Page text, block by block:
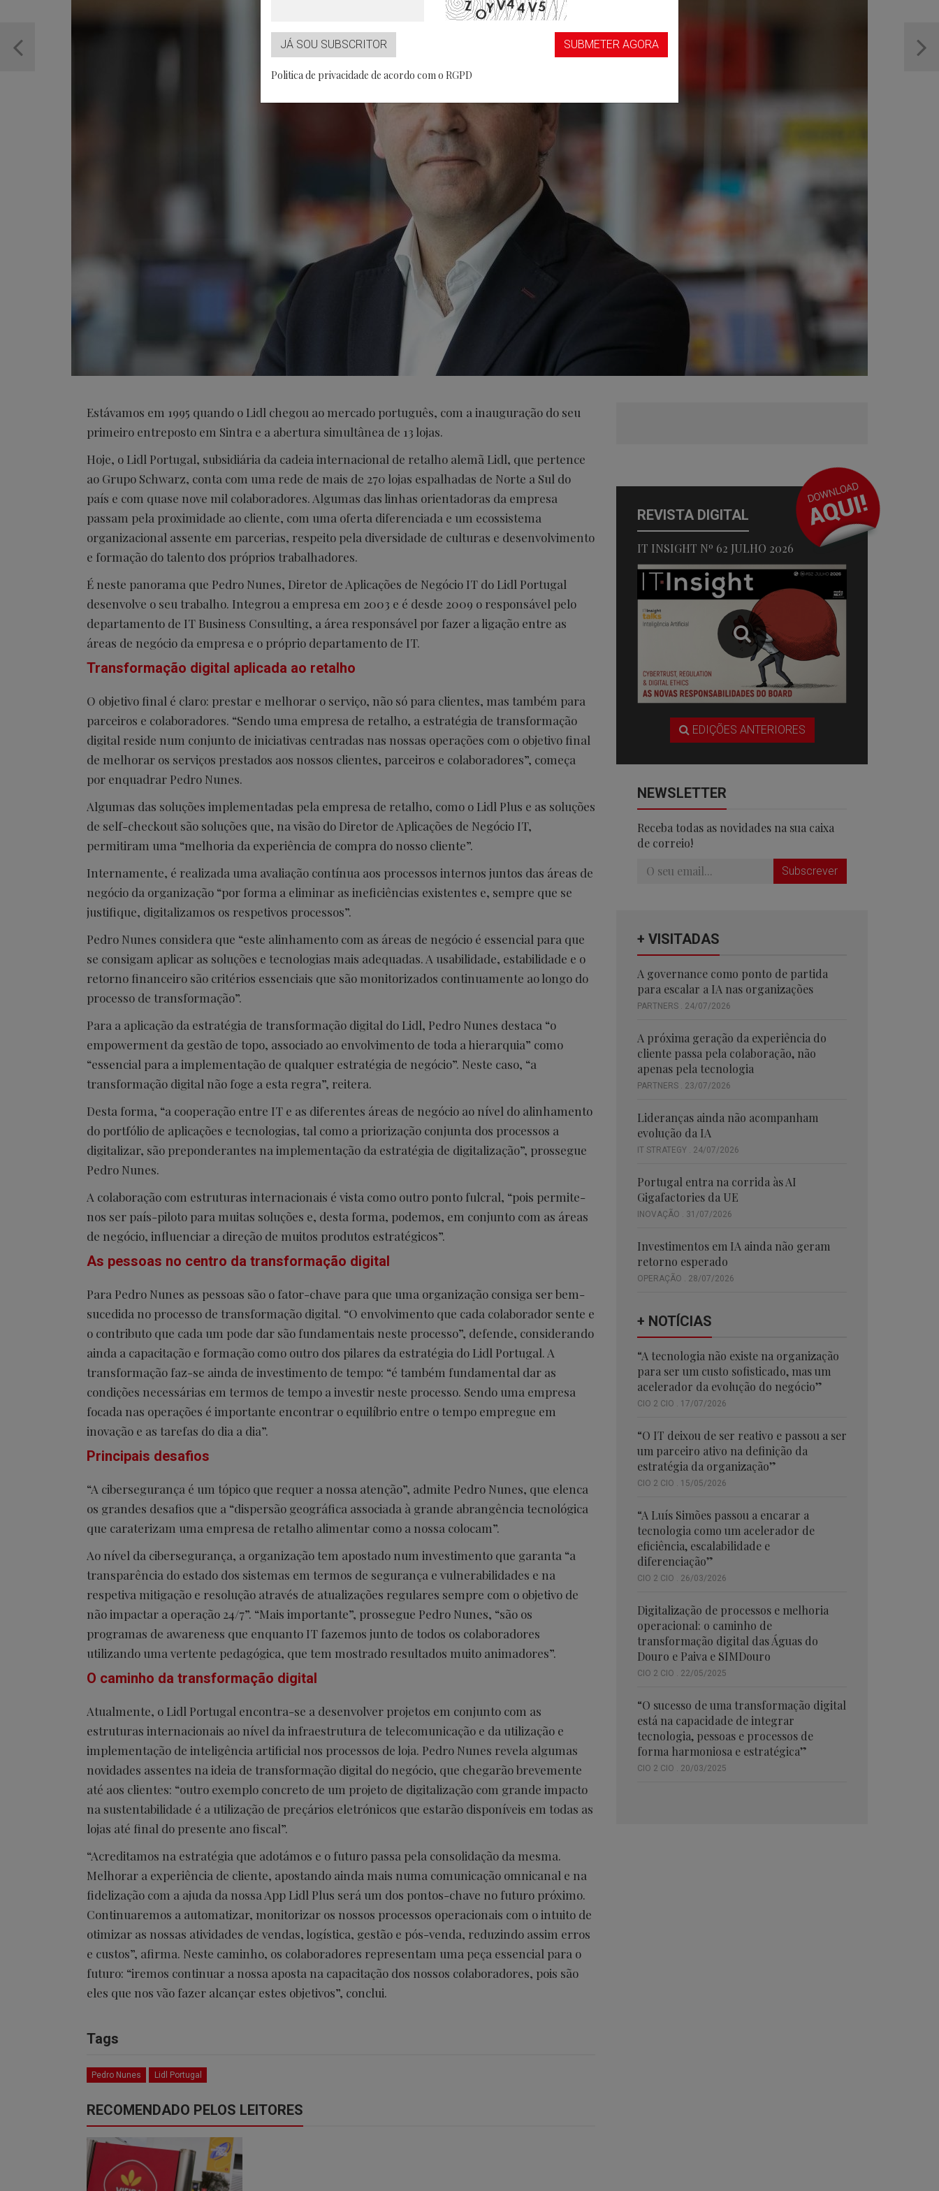
Partners
Estávamos em 1995 quando o Lidl chegou ao mercado português, com a inauguração do seu
primeiro entreposto em Sintra e a abertura simultânea de 13 lojas.
Hoje, o Lidl Portugal, subsidiária da cadeia internacional de retalho alemã Lidl, que pertence
ao Grupo Schwarz, conta com uma rede de mais de 270 lojas espalhadas de Norte a Sul do
país e com quase nove mil colaboradores. Algumas das linhas orientadoras da empresa
passam pela proximidade ao cliente, com uma oferta diferenciada e um ecossistema
organizacional assente em parcerias, respeito pela diversidade de culturas e desenvolvimento
e formação do talento dos próprios trabalhadores.
É neste panorama que Pedro Nunes, Diretor de Aplicações de Negócio IT do Lidl Portugal
desenvolve o seu trabalho. Integrou a empresa em 2003 e é desde 2009 o responsável pelo
departamento de IT Business Consulting, a área responsável por fazer a ligação entre as
áreas de negócio da empresa e o próprio departamento de IT.
Transformação digital aplicada ao retalho
O objetivo final é claro: prestar e melhorar o serviço, não só para clientes, mas também para
parceiros e colaboradores. “Sendo uma empresa de retalho, a estratégia de transformação
digital reside num conjunto de iniciativas centradas nas nossas operações com o objetivo final
de melhorar os serviços prestados aos nossos clientes, parceiros e colaboradores”, começa
por enquadrar Pedro Nunes.
Algumas das soluções implementadas pela empresa de retalho, como o Lidl Plus e as soluções
de self-checkout são soluções que, na visão do Diretor de Aplicações de Negócio IT,
permitiram uma “melhoria da experiência de compra do nosso cliente”.
Internamente, é realizada uma avaliação contínua aos processos internos juntos das áreas de
negócio da organização “por forma a eliminar as ineficiências existentes e, sempre que se
justifique, digitalizamos os respetivos processos”.
Pedro Nunes considera que “este alinhamento com as áreas de negócio é essencial para que
se consigam aplicar as soluções e tecnologias mais adequadas. A usabilidade, estabilidade e o
retorno financeiro são critérios essenciais que são monitorizados continuamente ao longo do
processo de transformação”.
Para a aplicação da estratégia de transformação digital do Lidl, Pedro Nunes destaca “o
empowerment da gestão de topo, associado ao envolvimento de toda a hierarquia” como
“essencial para a implementação de qualquer estratégia de negócio”. Neste caso, “a
transformação digital não foge a esta regra”, reitera.
Desta forma, “a cooperação entre IT e as diferentes áreas de negócio ao nível do alinhamento
do portfólio de aplicações e tecnologias, tal como a priorização conjunta dos processos a
digitalizar, são preponderantes na implementação da estratégia de digitalização”, prossegue
Pedro Nunes.
A colaboração com estruturas internacionais é vista como outro ponto fulcral, “pois permite-
nos ser país-piloto para muitas soluções e, desta forma, podemos, em conjunto com as áreas
de negócio, influenciar a direção de muitos produtos estratégicos”.
As pessoas no centro da transformação digital
Para Pedro Nunes as pessoas são o fator-chave para que uma organização consiga ser bem-
sucedida no processo de transformação digital. “O envolvimento que cada colaborador sente e
o contributo que cada um pode dar são fundamentais neste processo”, defende, considerando
ainda a capacitação e formação como outro dos pilares da estratégia do Lidl Portugal. A
transformação faz-se ainda de investimento de tempo: “é também fundamental dar as
condições necessárias em termos de tempo a investir neste processo. Sendo uma empresa
focada nas operações é importante encontrar o equilíbrio entre o tempo empregue em
inovação e as tarefas do dia a dia”.
Principais desafios
“A cibersegurança é um tópico que requer a nossa atenção”, admite Pedro Nunes, que elenca
os grandes desafios que a “dispersão geográfica associada à grande abrangência tecnológica
que caraterizam uma empresa de retalho alimentar como a nossa colocam”.
Ao nível da cibersegurança, a organização tem apostado num investimento que garanta “a
transparência do estado dos sistemas em termos de segurança e vulnerabilidades e na
respetiva mitigação e resolução através de atualizações regulares sempre com o objetivo de
não impactar a operação 24/7”. “Mais importante”, prossegue Pedro Nunes, “são os
programas de awareness que enquanto IT fazemos junto de todos os colaboradores
utilizando uma vertente pedagógica, que tem mostrado resultados muito animadores”.
O caminho da transformação digital
Atualmente, o Lidl Portugal encontra-se a desenvolver projetos em conjunto com as
estruturas internacionais ao nível da infraestrutura de telecomunicação e da utilização e
implementação de inteligência artificial nos processos de loja. Pedro Nunes revela algumas
novidades assentes na ideia de transformação digital do negócio, que chegarão brevemente
até aos clientes: “outro exemplo concreto de um projeto de digitalização com grande impacto
na sustentabilidade é a utilização de preçários eletrónicos que estarão disponíveis em todas as
lojas até final do presente ano fiscal”.
“Acreditamos na estratégia que adotámos e o futuro passa pela consolidação da mesma.
Melhorar a experiência de cliente, apostando ainda mais numa comunicação omnicanal e na
fidelização com a ajuda da nossa App Lidl Plus será um dos pontos-chave no futuro próximo.
Continuaremos a automatizar, monitorizar os nossos processos operacionais com o intuito de
otimizar as nossas atividades de vendas, logística, gestão e pós-venda, reduzindo assim erros
e custos”, afirma. Neste caminho, os colaboradores representam uma peça essencial para o
futuro: “iremos continuar a nossa aposta na capacitação dos nossos colaboradores, pois são
eles que nos vão fazer alcançar estes objetivos”, conclui.
Tags
Pedro Nunes Lidl Portugal
RECOMENDADO PELOS LEITORES
REVISTA DIGITAL
IT INSIGHT Nº 62 JULHO 2026
EDIÇÕES ANTERIORES
NEWSLETTER
Receba todas as novidades na sua caixa
de correio!
Subscrever
+ VISITADAS
A governance como ponto de partida
para escalar a IA nas organizações
PARTNERS . 24/07/2026
A próxima geração da experiência do
cliente passa pela colaboração, não
apenas pela tecnologia
PARTNERS . 23/07/2026
Lideranças ainda não acompanham
evolução da IA
IT STRATEGY . 24/07/2026
Portugal entra na corrida às AI
Gigafactories da UE
INOVAÇÃO . 31/07/2026
Investimentos em IA ainda não geram
retorno esperado
OPERAÇÃO . 28/07/2026
+ NOTÍCIAS
“A tecnologia não existe na organização
para ser um custo sofisticado, mas um
acelerador da evolução do negócio”
CIO 2 CIO . 17/07/2026
“O IT deixou de ser reativo e passou a ser
um parceiro ativo na definição da
estratégia da organização”
CIO 2 CIO . 15/05/2026
“A Luís Simões passou a encarar a
tecnologia como um acelerador de
eficiência, escalabilidade e
diferenciação”
CIO 2 CIO . 26/03/2026
Digitalização de processos e melhoria
operacional: o caminho de
transformação digital das Águas do
Douro e Paiva e SIMDouro
CIO 2 CIO . 22/05/2025
“O sucesso de uma transformação digital
está na capacidade de integrar
tecnologia, pessoas e processos de
forma harmoniosa e estratégica”
CIO 2 CIO . 20/03/2025
JÁ SOU SUBSCRITOR SUBMETER AGORA
Politica de privacidade de acordo com o RGPD